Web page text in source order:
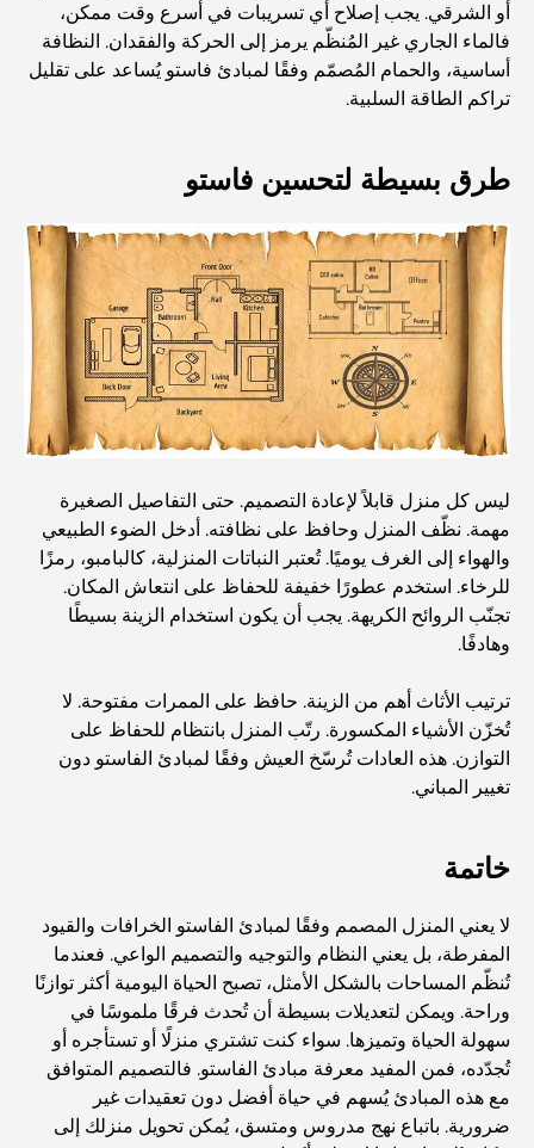
مستشفى في مركز دبي المالي العالمي: رعاية طبية عالمية
المستوى في دبي
صالات رياضية في مركز دبي المالي العالمي: حيث يلتقي اللياقة
منصات التداول في الإمارات العربية المتحدة: دليل للمستثمرين
العصريين
نادي شاطئ العائلة في دبي: حيث يلتقي المرح بالاسترخاء
أفضل مدارس البكالوريا الدولية في دبي: دليل شامل لأولياء
المخطط الرئيسي لتلال دبي: رؤية للحياة المجتمعية العصرية
أغلى ماركات البدلات التي تُعرّف مفهوم الخياطة الفاخرة
حضانة أطفال في دبي هيلز: دليل للآباء
أفضل المقاهي في وسط مدينة دبي: دليل شامل لعشاق القهوة
أو الشرقي. يجب إصلاح أي تسريبات في أسرع وقت ممكن،
فالماء الجاري غير المُنظّم يرمز إلى الحركة والفقدان. النظافة
أساسية، والحمام المُصمّم وفقًا لمبادئ فاستو يُساعد على تقليل
تراكم الطاقة السلبية.
طرق بسيطة لتحسين فاستو
ليس كل منزل قابلاً لإعادة التصميم. حتى التفاصيل الصغيرة
مهمة. نظّف المنزل وحافظ على نظافته. أدخل الضوء الطبيعي
والهواء إلى الغرف يوميًا. تُعتبر النباتات المنزلية، كالبامبو، رمزًا
للرخاء. استخدم عطورًا خفيفة للحفاظ على انتعاش المكان.
تجنّب الروائح الكريهة. يجب أن يكون استخدام الزينة بسيطًا
وهادفًا.
ترتيب الأثاث أهم من الزينة. حافظ على الممرات مفتوحة. لا
تُخزّن الأشياء المكسورة. رتّب المنزل بانتظام للحفاظ على
التوازن. هذه العادات تُرسّخ العيش وفقًا لمبادئ الفاستو دون
تغيير المباني.
خاتمة
لا يعني المنزل المصمم وفقًا لمبادئ الفاستو الخرافات والقيود
المفرطة، بل يعني النظام والتوجيه والتصميم الواعي. فعندما
تُنظّم المساحات بالشكل الأمثل، تصبح الحياة اليومية أكثر توازنًا
وراحة. ويمكن لتعديلات بسيطة أن تُحدث فرقًا ملموسًا في
سهولة الحياة وتميزها. سواء كنت تشتري منزلًا أو تستأجره أو
تُجدّده، فمن المفيد معرفة مبادئ الفاستو. فالتصميم المتوافق
مع هذه المبادئ يُسهم في حياة أفضل دون تعقيدات غير
ضرورية. باتباع نهج مدروس ومتسق، يُمكن تحويل منزلك إلى